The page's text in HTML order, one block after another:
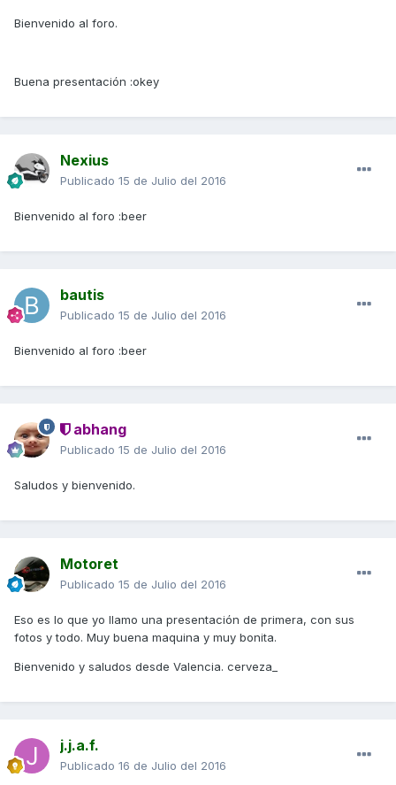
Bienvenido al foro.
Buena presentación :okey
Nexius
Publicado 15 de Julio del 2016
Bienvenido al foro :beer
bautis
Publicado 15 de Julio del 2016
Bienvenido al foro :beer
abhang
Publicado 15 de Julio del 2016
Saludos y bienvenido.
Motoret
Publicado 15 de Julio del 2016
Eso es lo que yo llamo una presentación de primera, con sus
fotos y todo. Muy buena maquina y muy bonita.
Bienvenido y saludos desde Valencia. cerveza_
j.j.a.f.
Publicado 16 de Julio del 2016